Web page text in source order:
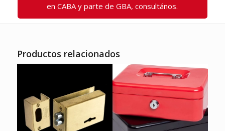
en CABA y parte de GBA, consultános.
Productos relacionados